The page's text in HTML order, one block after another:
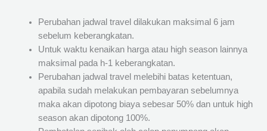
Perubahan jadwal travel dilakukan maksimal 6 jam
sebelum keberangkatan.
Untuk waktu kenaikan harga atau high season lainnya
maksimal pada h-1 keberangkatan.
Perubahan jadwal travel melebihi batas ketentuan,
apabila sudah melakukan pembayaran sebelumnya
maka akan dipotong biaya sebesar 50% dan untuk high
season akan dipotong 100%.